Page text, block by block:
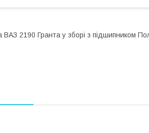
ВАЗ 2190 Гранта у зборі з підшипником